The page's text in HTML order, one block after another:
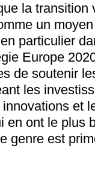
la transition
un
particulier
Europe
de soutenir
les
et
en ont le plus
genre est